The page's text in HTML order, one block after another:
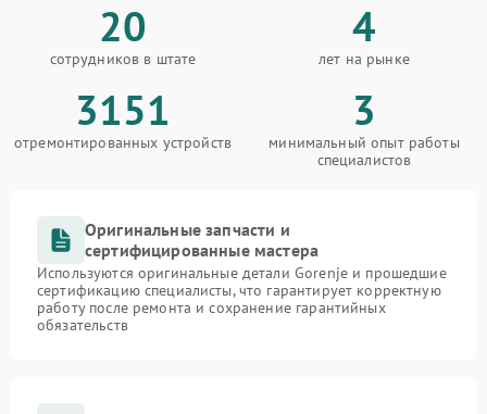
20
сотрудников в штате
4
лет на рынке
3151
отремонтированных устройств
3
минимальный опыт работы
специалистов
Оригинальные запчасти и
сертифицированные мастера
Используются оригинальные детали Gorenje и прошедшие
сертификацию специалисты, что гарантирует корректную
работу после ремонта и сохранение гарантийных
обязательств